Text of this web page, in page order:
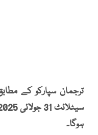
ترجمان سپارکو کے
ہوگا۔